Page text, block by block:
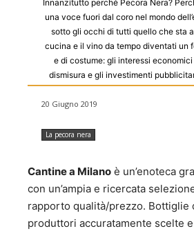
Innanzitutto perché Pecora Nera?
una voce fuori dal coro nel mondo
sotto gli occhi di tutti quello che sta
cucina e il vino da tempo diventati un
e di costume: gli interessi
dismisura e gli investimenti
gran parte dei contenuti dell’editoria
punto di forza è il non avere conflitti
poter scrivere nell’interesse unico del
20 Giugno 2019
La pecora nera
Cantine a Milano è un’enoteca
con un’ampia e ricercata
rapporto qualità/prezzo. Bottiglie
produttori accuratamente scelte